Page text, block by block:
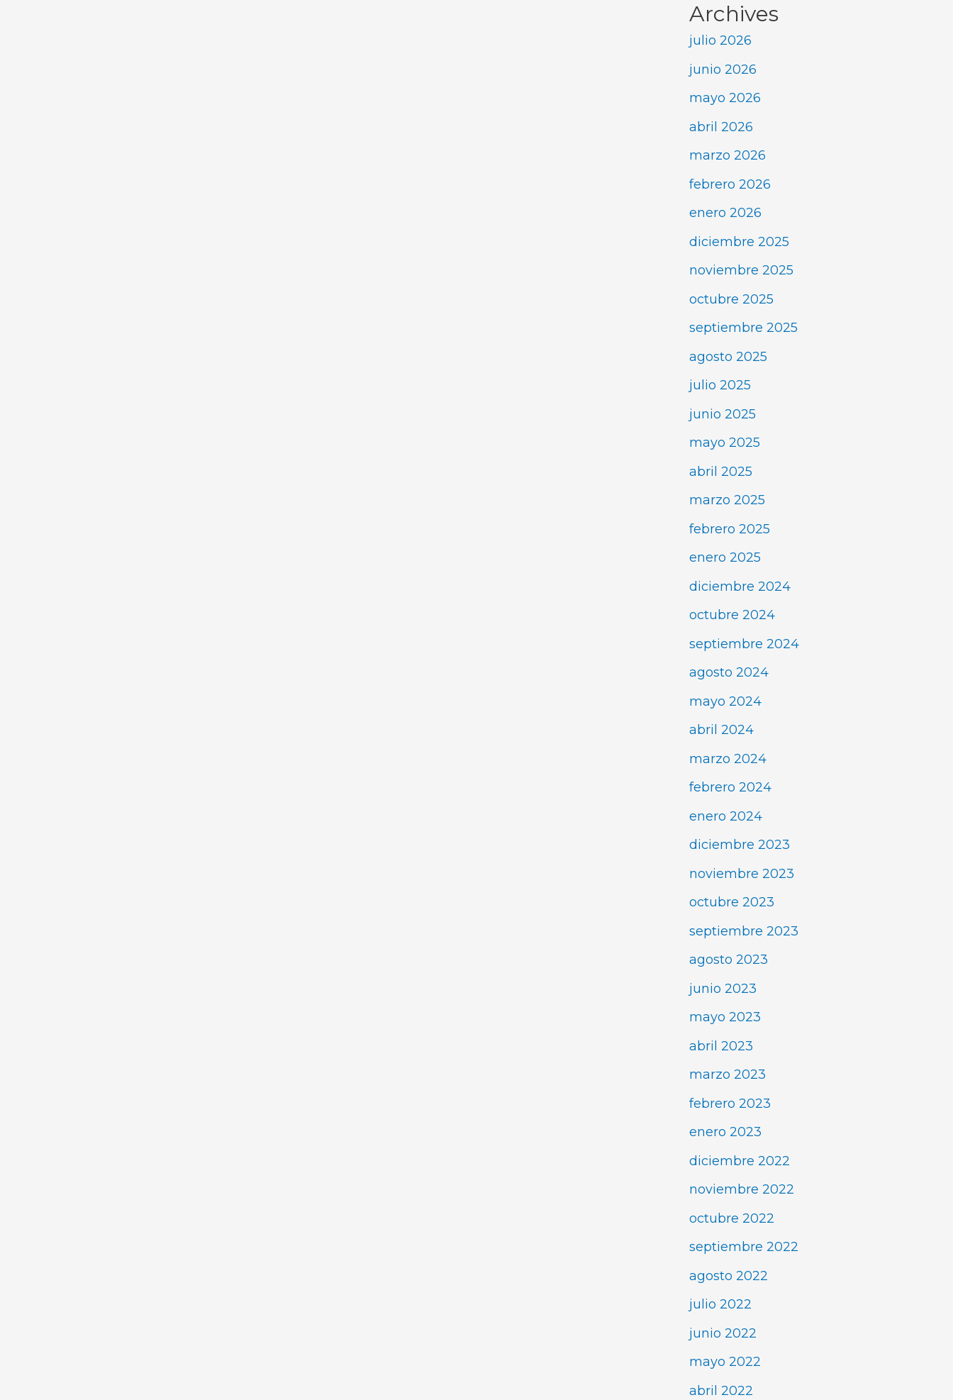
Archives
julio 2026
junio 2026
mayo 2026
abril 2026
marzo 2026
febrero 2026
enero 2026
diciembre 2025
noviembre 2025
octubre 2025
septiembre 2025
agosto 2025
julio 2025
junio 2025
mayo 2025
abril 2025
marzo 2025
febrero 2025
enero 2025
diciembre 2024
octubre 2024
septiembre 2024
agosto 2024
mayo 2024
abril 2024
marzo 2024
febrero 2024
enero 2024
diciembre 2023
noviembre 2023
octubre 2023
septiembre 2023
agosto 2023
junio 2023
mayo 2023
abril 2023
marzo 2023
febrero 2023
enero 2023
diciembre 2022
noviembre 2022
octubre 2022
septiembre 2022
agosto 2022
julio 2022
junio 2022
mayo 2022
abril 2022